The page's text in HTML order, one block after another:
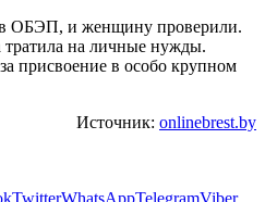
ОБЭП, и женщину проверили.
тратила на личные нужды.
присвоение в особо крупном
Источник: onlinebrest.by
TwitterWhatsAppTelegramViber